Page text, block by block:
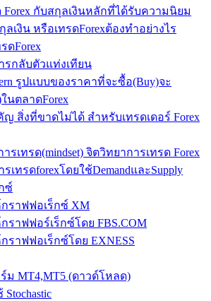
Forex กับสกุลเงินหลักที่ได้รับความนิยม
เงิน หรือเทรดForexต้องทำอย่างไร
ดForex
รกลับตัวแท่งเทียน
รูปแบบของราคาที่จะซื้อ(Buy)จะ
นตลาดForex
สิ่งที่ขาดไม่ได้ สำหรับเทรดเดอร์ Forex
รเทรด(mindset) จิตวิทยาการเทรด Forex
เทรดforexโดยใช้DemandและSupply
ซ์
กราฟฟอเร็กซ์ XM
ราฟฟอร์เร็กซ์โดย FBS.COM
ราฟฟอเร็กซ์โดย EXNESS
ม MT4,MT5 (ดาวด์โหลด)